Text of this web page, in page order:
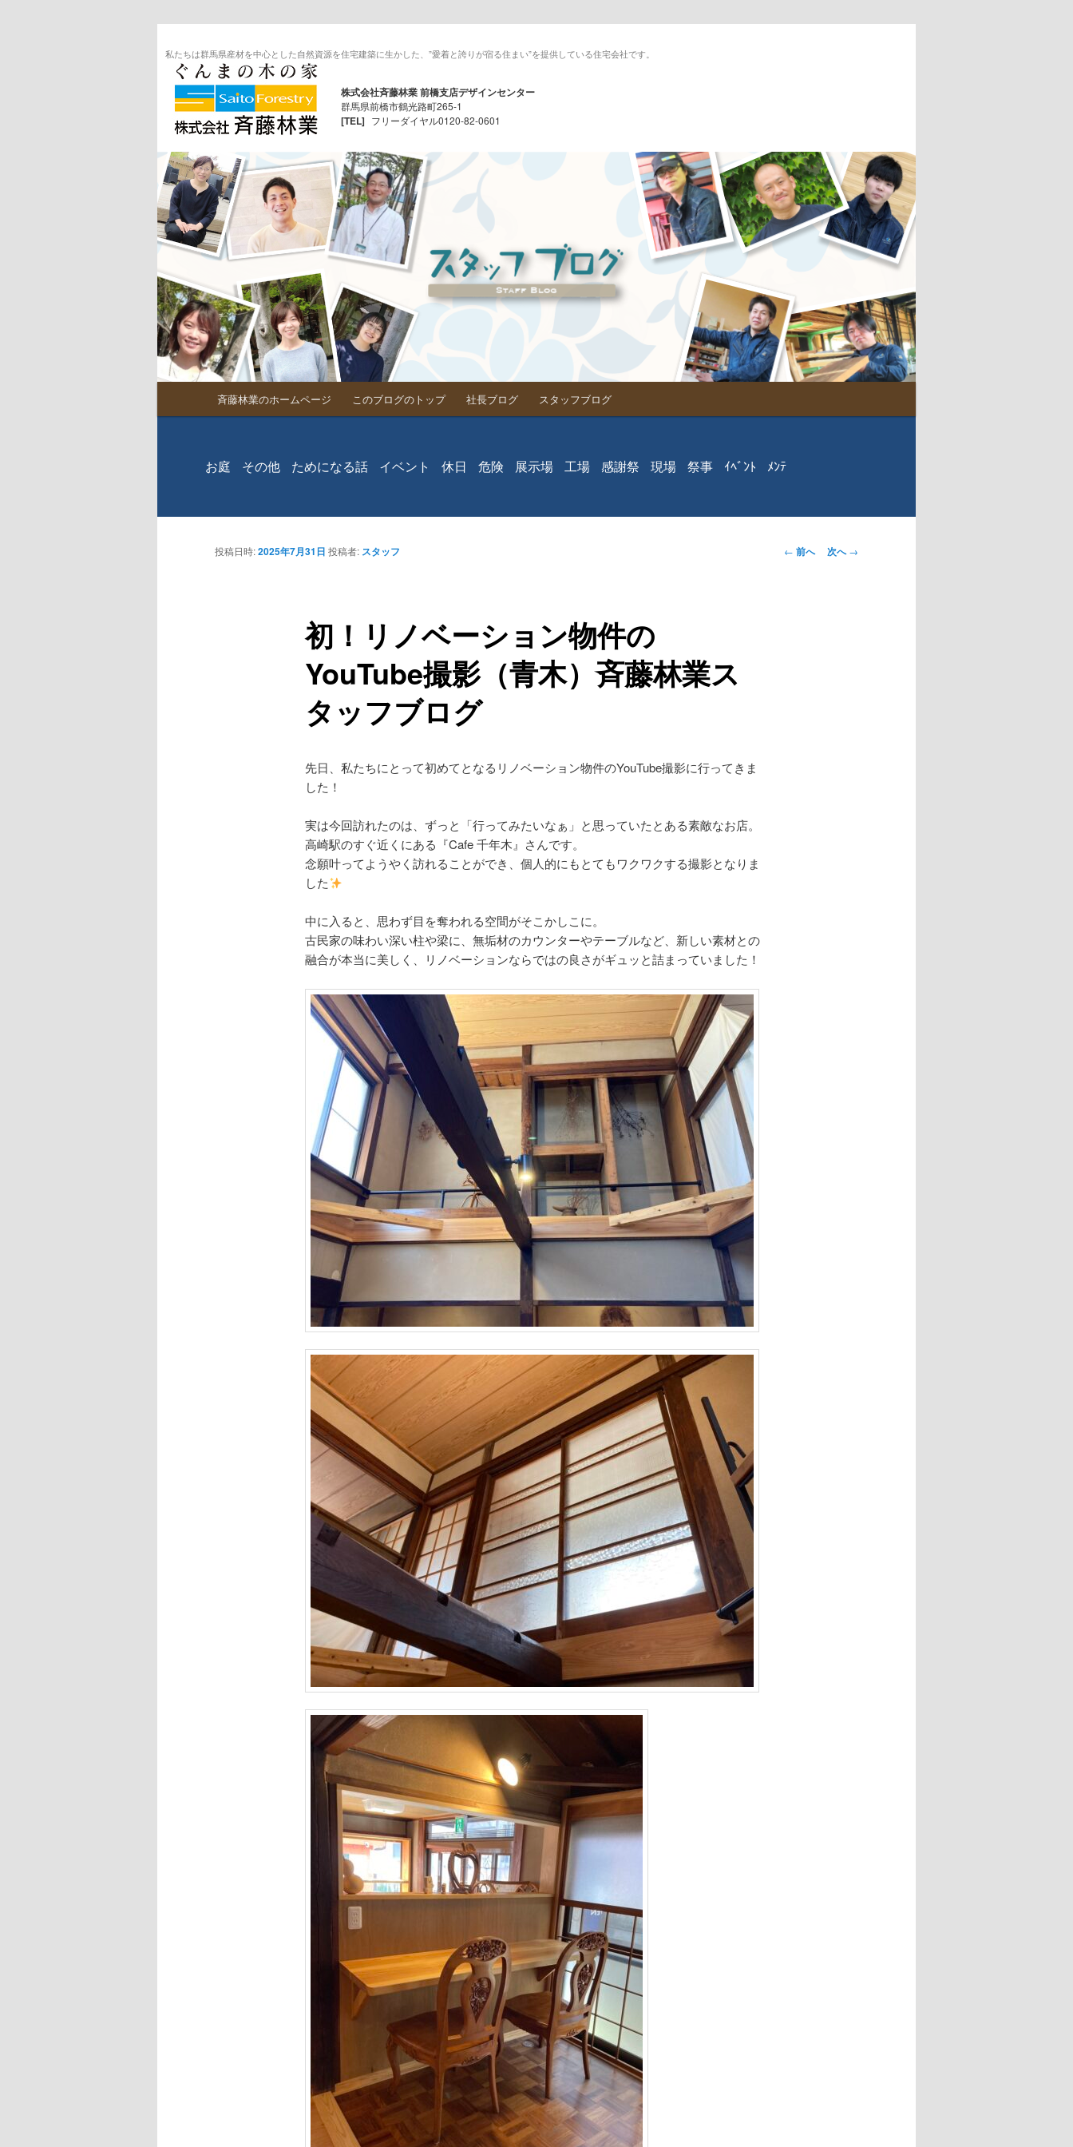
私たちは群馬県産材を中心とした自然資源を住宅建築に生かした、”愛着と誇りが宿る住まい”を提供している住宅会社です。
文住宅・建て替え・リフォーム
株式会社斉藤林業 前橋支店デザインセンター
群馬県前橋市鶴光路町265-1
[TEL] フリーダイヤル0120-82-0601
メインメニュー
メインコンテンツへ移動
斉藤林業のホームページ このブログのトップ 社長ブログ スタッフブログ
お庭 その他 ためになる話 イベント 休日 危険 展示場 工場 感謝祭 現場 祭事 ｲﾍﾞﾝﾄ ﾒﾝﾃ
投稿ナビゲー
← 前へ 次へ→
初！リノベーション物件の
YouTube撮影（青木）斉藤林業ス
タッフブログ
投稿日時:2025年7月31日 投稿者: スタッフ
先日、私たちにとって初めてとなるリノベーション物件のYouTube撮影に行ってきま
した！
実は今回訪れたのは、ずっと「行ってみたいなぁ」と思っていたとある素敵なお店。
高崎駅のすぐ近くにある『Cafe 千年木』さんです。
念願叶ってようやく訪れることができ、個人的にもとてもワクワクする撮影となりま
した
中に入ると、思わず目を奪われる空間がそこかしこに。
古民家の味わい深い柱や梁に、無垢材のカウンターやテーブルなど、新しい素材との
融合が本当に美しく、リノベーションならではの良さがギュッと詰まっていました！